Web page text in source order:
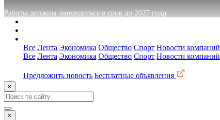
Работы должны завершиться в срок до 2027 года
Все Лента Экономика Общество Спорт Новости компаний
Все Лента Экономика Общество Спорт Новости компаний
Предложить новость Бесплатные объявления
×
×